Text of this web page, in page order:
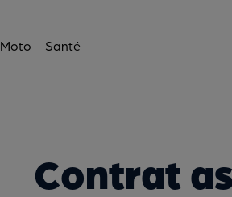
Moto Santé
Contrat